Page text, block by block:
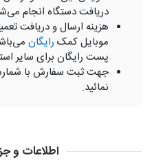
دریافت دستگاه انجام
هزینه ارسال و دریافت
موبایل کمک رایگان
پست رایگان برای سایر
جهت ثبت سفارش با
نمائید.
اطلاعات و